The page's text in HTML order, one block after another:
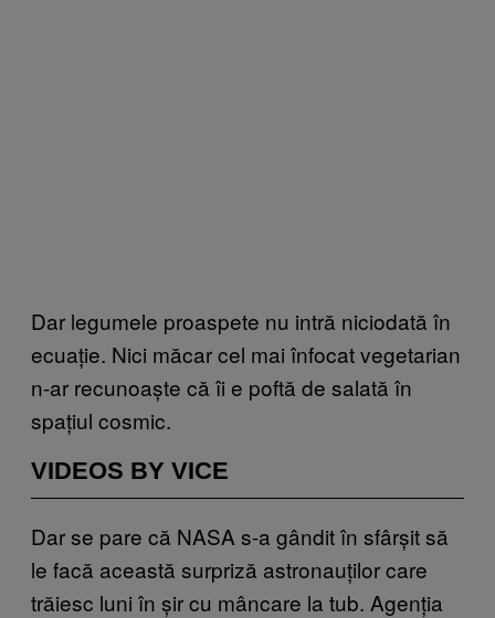
Dar legumele proaspete nu intră niciodată în
ecuație. Nici măcar cel mai înfocat vegetarian
n-ar recunoaște că îi e poftă de salată în
spațiul cosmic.
VIDEOS BY VICE
Dar se pare că NASA s-a gândit în sfârșit să
le facă această surpriză astronauților care
trăiesc luni în șir cu mâncare la tub. Agenția